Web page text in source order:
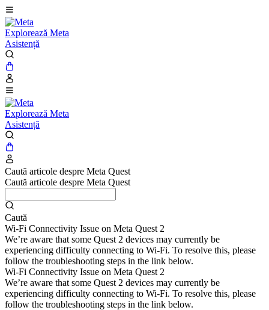
Explorează Meta
Asistență
Explorează Meta
Asistență
Caută articole despre Meta Quest
Caută articole despre Meta Quest
Caută
Wi-Fi Connectivity Issue on Meta Quest 2
We’re aware that some Quest 2 devices may currently be
experiencing difficulty connecting to Wi-Fi. To resolve this, please
follow the troubleshooting steps in the link below.
Wi-Fi Connectivity Issue on Meta Quest 2
We’re aware that some Quest 2 devices may currently be
experiencing difficulty connecting to Wi-Fi. To resolve this, please
follow the troubleshooting steps in the link below.